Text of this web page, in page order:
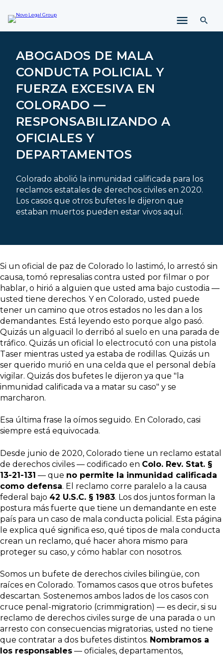
t
a
ABOGADOS DE MALA
CONDUCTA POLICIAL Y
FUERZA EXCESIVA EN
COLORADO —
RESPONSABILIZANDO A
OFICIALES Y
DEPARTAMENTOS
Colorado abolió la inmunidad calificada para los
reclamos estatales de derechos civiles en 2020.
Los casos que otros bufetes le dijeron que
estaban muertos pueden estar vivos aquí.
Si un oficial de paz de Colorado lo lastimó, lo arrestó sin
causa, tomó represalias contra usted por filmar o por
hablar, o hirió a alguien que usted ama bajo custodia —
usted tiene derechos. Y en Colorado, usted puede
tener un camino que otros estados no les dan a los
demandantes. Está leyendo esto porque algo pasó.
Quizás un alguacil lo derribó al suelo en una parada de
tráfico. Quizás un oficial lo electrocutó con una pistola
Taser mientras usted ya estaba de rodillas. Quizás un
ser querido murió en una celda que el personal debía
vigilar. Quizás dos bufetes le dijeron ya que "la
inmunidad calificada va a matar su caso" y se
marcharon.
Esa última frase la oímos seguido. En Colorado, casi
siempre está equivocada.
Desde junio de 2020, Colorado tiene un reclamo estatal
de derechos civiles — codificado en Colo. Rev. Stat. §
13-21-131 — que no permite la inmunidad calificada
como defensa. El reclamo corre paralelo a la causa
federal bajo 42 U.S.C. § 1983. Los dos juntos forman la
postura más fuerte que tiene un demandante en este
país para un caso de mala conducta policial. Esta página
le explica qué significa eso, qué tipos de mala conducta
crean un reclamo, qué hacer ahora mismo para
proteger su caso, y cómo hablar con nosotros.
Somos un bufete de derechos civiles bilingüe, con
raíces en Colorado. Tomamos casos que otros bufetes
descartan. Sostenemos ambos lados de los casos con
cruce penal-migratorio (crimmigration) — es decir, si su
reclamo de derechos civiles surge de una parada o un
arresto con consecuencias migratorias, usted no tiene
que contratar a dos bufetes distintos. Nombramos a
los responsables — oficiales, departamentos,